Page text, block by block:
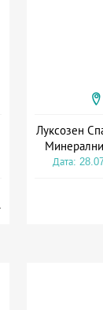
Луксозен
Дата: